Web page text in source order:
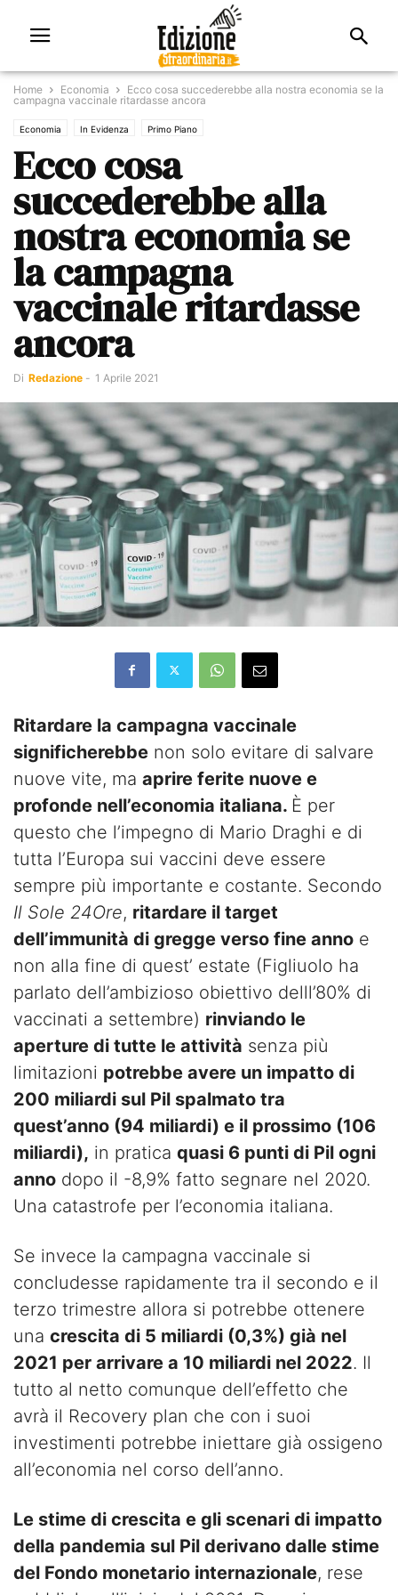
Home Economia
Ecco cosa succederebbe alla nostra economia se la
campagna vaccinale ritardasse ancora
Economia In Evidenza Primo Piano
Ecco cosa
succederebbe alla
nostra economia se
la campagna
vaccinale ritardasse
ancora
Di Redazione - 1 Aprile 2021
Ritardare la campagna vaccinale
significherebbe non solo evitare di salvare
nuove vite, ma aprire ferite nuove e
profonde nell’economia italiana. È per
questo che l’impegno di Mario Draghi e di
tutta l’Europa sui vaccini deve essere
sempre più importante e costante. Secondo
Il Sole 24Ore, ritardare il target
dell’immunità di gregge verso fine anno e
non alla fine di quest’ estate (Figliuolo ha
parlato dell’ambizioso obiettivo delll’80% di
vaccinati a settembre) rinviando le
aperture di tutte le attività senza più
limitazioni potrebbe avere un impatto di
200 miliardi sul Pil spalmato tra
quest’anno (94 miliardi) e il prossimo (106
miliardi), in pratica quasi 6 punti di Pil ogni
anno dopo il -8,9% fatto segnare nel 2020.
Una catastrofe per l’economia italiana.
Se invece la campagna vaccinale si
concludesse rapidamente tra il secondo e il
terzo trimestre allora si potrebbe ottenere
una crescita di 5 miliardi (0,3%) già nel
2021 per arrivare a 10 miliardi nel 2022. Il
tutto al netto comunque dell’effetto che
avrà il Recovery plan che con i suoi
investimenti potrebbe iniettare già ossigeno
all’economia nel corso dell’anno.
Le stime di crescita e gli scenari di impatto
della pandemia sul Pil derivano dalle stime
del Fondo monetario internazionale, rese